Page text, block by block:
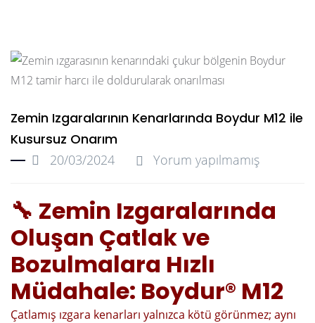
Zemin Izgaralarının Kenarlarında Boydur M12 ile
Kusursuz Onarım
20/03/2024 Yorum yapılmamış
🔧 Zemin Izgaralarında
Oluşan Çatlak ve
Bozulmalara Hızlı
Müdahale: Boydur® M12
Çatlamış ızgara kenarları yalnızca kötü görünmez; aynı